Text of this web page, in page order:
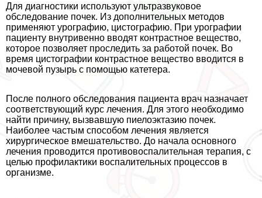
Для диагностики используют ультразвуковое
обследование почек. Из дополнительных методов
применяют урографию, цистографию. При урографии
пациенту внутривенно вводят контрастное вещество,
которое позволяет проследить за работой почек. Во
время цистографии контрастное вещество вводится в
мочевой пузырь с помощью катетера.
После полного обследования пациента врач назначает
соответствующий курс лечения. Для этого необходимо
найти причину, вызвавшую пиелоэктазию почек.
Наиболее частым способом лечения является
хирургическое вмешательство. До начала основного
лечения проводится противовоспалительная терапия, с
целью профилактики воспалительных процессов в
организме.